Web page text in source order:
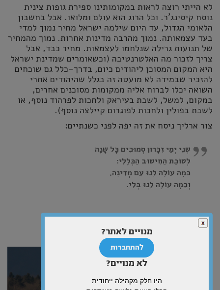
לא הייתי רוצה לראות במקומותינו ספירת גופות צינית
נוסח קיסינג'ר. וכל הרוג הוא עולם ומלואו. אבל בחשבון
הלאומי הגדול, עד היום שילמה ישראל מחיר נמוך למדי
בעד עצמאותה. נמוך מהרבה מדינות אחרות. נמוך מהמחיר
של תנועות גרילה שנלחמו לעצמאות. מחיר כבד, אבל
צריך לזכור מה האלטרנטיבה (וכשאומרים שמדינת ישראל
היא המקום המסוכן ליהודים כיום, בדרך-כלל גם שוכחים
להזכיר שבמידה לא מועטה זה בגלל שהיהודים אחרי
השואה יכלו לברוח אליה ממקומות מסוכנים אחרים,
במקום, למשל, לשבת בעיראק ולחכות לפרהוד נוסף, או
לשבת בפולין ולחכות לפוגרום קיילצה נוסף).
צור ארליך ניסח את זה יפה לפני כשנתיים:
שְנֵי יְמֵי זִכָּרוֹן סְמוּכִים כָּל שָנָה
לְטוֹבַת הַחִישוּב הַכְּלָלִי:
כַּמָה עוֹלֶה לָנוּ עִם מְדִינָה,
וְכַמָּה עוֹלֶה לָנוּ בְּלִי.
מאמרים נוספים
מנויים לאתר?
להתחברות
לא מנויים?
היו חלק מקהילה ייחודית